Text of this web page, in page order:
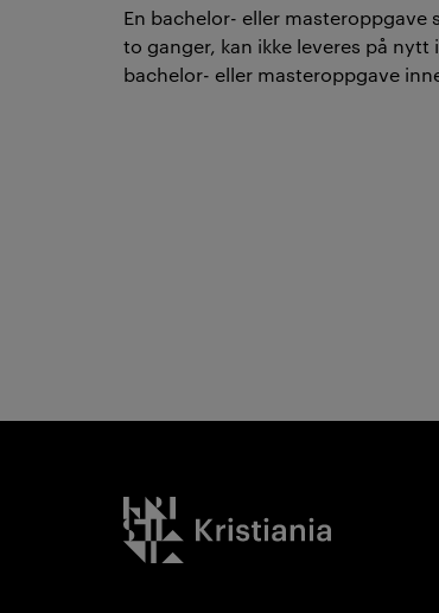
En bachelor- eller masteroppgave
to ganger, kan ikke leveres på
bachelor- eller masteroppgave
Kristiania logo